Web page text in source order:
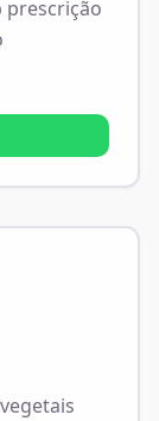
prescrição